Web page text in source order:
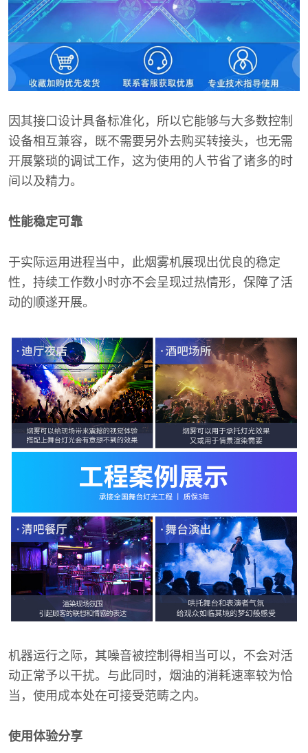
因其接口设计具备标准化，所以它能够与大多数控制
设备相互兼容，既不需要另外去购买转接头，也无需
开展繁琐的调试工作，这为使用的人节省了诸多的时
间以及精力。
性能稳定可靠
于实际运用进程当中，此烟雾机展现出优良的稳定
性，持续工作数小时亦不会呈现过热情形，保障了活
动的顺遂开展。
机器运行之际，其噪音被控制得相当可以，不会对活
动正常予以干扰。与此同时，烟油的消耗速率较为恰
当，使用成本处在可接受范畴之内。
使用体验分享